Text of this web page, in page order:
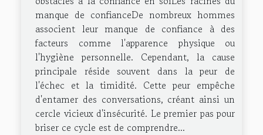
manque de confianceDe nombreux hommes
associent leur manque de confiance à des
facteurs comme l'apparence physique ou
l'hygiène personnelle. Cependant, la cause
principale réside souvent dans la peur de
l'échec et la timidité. Cette peur empêche
d'entamer des conversations, créant ainsi un
cercle vicieux d'insécurité. Le premier pas pour
briser ce cycle est de comprendre...